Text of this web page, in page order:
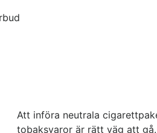
Att införa neutrala
tobaksvaror är rätt väg att